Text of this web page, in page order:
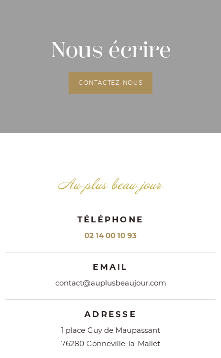
Nous écrire
CONTACTEZ-NOUS
TÉLÉPHONE
02 14 00 10 93
EMAIL
contact@auplusbeaujour.com
ADRESSE
1 place Guy de Maupassant
76280 Gonneville-la-Mallet